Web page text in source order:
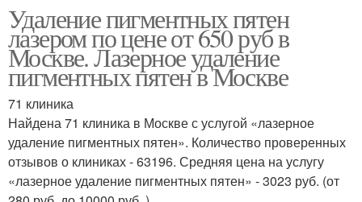
Удаление пигментных пятен
лазером по цене от 650 руб в
Москве. Лазерное удаление
пигментных пятен в Москве
71 клиника
Найдена 71 клиника в Москве с услугой «лазерное
удаление пигментных пятен». Количество проверенных
отзывов о клиниках - 63196. Средняя цена на услугу
«лазерное удаление пигментных пятен» - 3023 руб. (от